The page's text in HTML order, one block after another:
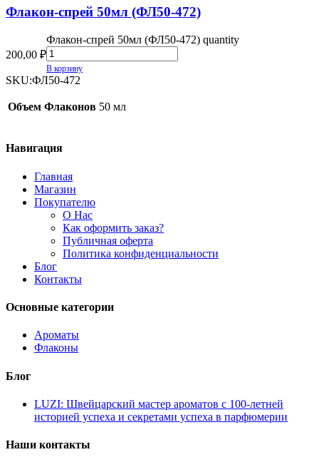
Флакон-спрей 50мл (ФЛ50-472)
200,00 ₽
Флакон-спрей 50мл (ФЛ50-472) quantity
В корзину
SKU:ФЛ50-472
Объем Флаконов 50 мл
Навигация
Главная
Магазин
Покупателю
О Нас
Как оформить заказ?
Публичная оферта
Политика конфиденциальности
Блог
Контакты
Основные категории
Ароматы
Флаконы
Блог
LUZI: Швейцарский мастер ароматов с 100-летней
историей успеха и секретами успеха в парфюмерии
Наши контакты